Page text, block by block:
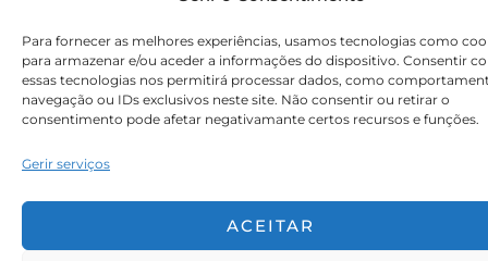
Para fornecer as melhores experiências, usamos tecnologias como
para armazenar e/ou aceder a informações do dispositivo. Consentir
essas tecnologias nos permitirá processar dados, como
navegação ou IDs exclusivos neste site. Não consentir ou retirar o
consentimento pode afetar negativamante certos recursos e funções.
Gerir serviços
ACEITAR